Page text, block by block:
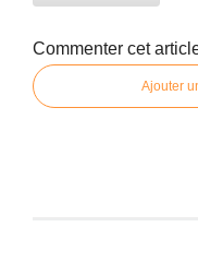
Commenter cet
Ajouter